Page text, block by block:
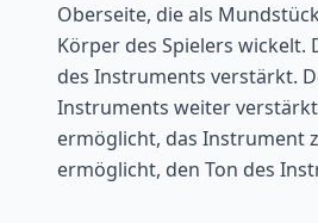
Oberseite, die als
Körper des Spielers
des Instruments verstärkt.
Instruments weiter
ermöglicht, das Instrument
ermöglicht, den Ton des